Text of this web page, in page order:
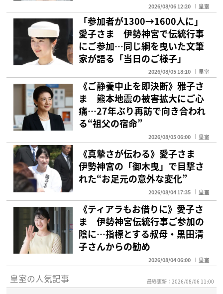
2026/08/06 12:20 皇室
「参加者が1300→1600人に」
愛子さま 伊勢神宮で伝統行事
にご参加…同じ綱を曳いた文筆
家が語る「当日のご様子」
2026/08/05 18:10 皇室
《ご静養中止を即決断》雅子さ
ま 熊本地震の被害拡大にご心
痛…27年ぶり再訪で向き合われ
る“祖父の宿命”
2026/08/05 06:00 皇室
《真摯さが伝わる》愛子さま
伊勢神宮の「御木曳」で目撃さ
れた“お足元の意外な変化”
2026/08/04 17:35 皇室
《ティアラもお借りに》愛子さ
ま 伊勢神宮伝統行事ご参加の
陰に…指標とする叔母・黒田清
子さんからの勧め
2026/08/04 06:00 皇室
皇室の人気記事 最終更新：2026/08/06 11:00